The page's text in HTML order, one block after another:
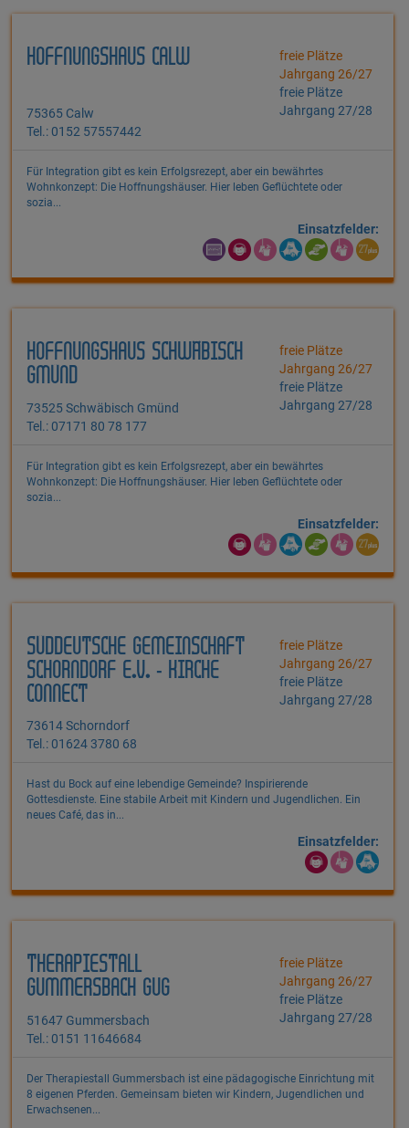
HOFFNUNGSHAUS CALW
75365 Calw
Tel.: 0152 57557442
freie Plätze
Jahrgang 26/27
freie Plätze
Jahrgang 27/28
Für Integration gibt es kein Erfolgsrezept, aber ein bewährtes
Wohnkonzept: Die Hoffnungshäuser. Hier leben Geflüchtete oder
sozia...
Einsatzfelder:
HOFFNUNGSHAUS SCHWÄBISCH
GMÜND
73525 Schwäbisch Gmünd
Tel.: 07171 80 78 177
freie Plätze
Jahrgang 26/27
freie Plätze
Jahrgang 27/28
Für Integration gibt es kein Erfolgsrezept, aber ein bewährtes
Wohnkonzept: Die Hoffnungshäuser. Hier leben Geflüchtete oder
sozia...
Einsatzfelder:
SÜDDEUTSCHE GEMEINSCHAFT
SCHORNDORF E.V. - KIRCHE
CONNECT
73614 Schorndorf
Tel.: 01624 3780 68
freie Plätze
Jahrgang 26/27
freie Plätze
Jahrgang 27/28
Hast du Bock auf eine lebendige Gemeinde? Inspirierende
Gottesdienste. Eine stabile Arbeit mit Kindern und Jugendlichen. Ein
neues Café, das in...
Einsatzfelder:
THERAPIESTALL
GUMMERSBACH GUG
51647 Gummersbach
Tel.: 0151 11646684
freie Plätze
Jahrgang 26/27
freie Plätze
Jahrgang 27/28
Der Therapiestall Gummersbach ist eine pädagogische Einrichtung mit
8 eigenen Pferden. Gemeinsam bieten wir Kindern, Jugendlichen und
Erwachsenen...